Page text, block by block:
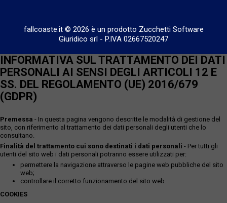
fallcoaste.it © 2026 è un prodotto Zucchetti Software
Giuridico srl - P.IVA 02667520247
INFORMATIVA SUL TRATTAMENTO DEI DATI
PERSONALI AI SENSI DEGLI ARTICOLI 12 E
SS. DEL REGOLAMENTO (UE) 2016/679
(GDPR)
Premessa - In questa pagina vengono descritte le modalità di gestione del
sito, con riferimento al trattamento dei dati personali degli utenti che lo
consultano.
Finalità del trattamento cui sono destinati i dati personali - Per tutti gli
utenti del sito web i dati personali potranno essere utilizzati per:
permettere la navigazione attraverso le pagine web pubbliche del sito
web;
controllare il corretto funzionamento del sito web.
COOKIES